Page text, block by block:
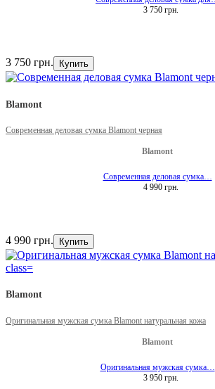
3 750 грн.
3 750 грн. Купить
Blamont
Современная деловая сумка Blamont черная
Blamont
Современная деловая сумка…
4 990 грн.
4 990 грн. Купить
Blamont
Оригинальная мужская сумка Blamont натуральная кожа
Blamont
Оригинальная мужская сумка…
3 950 грн.